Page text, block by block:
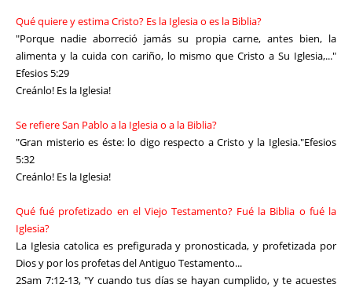
Qué quiere y estima Cristo? Es la Iglesia o es la Biblia?
"Porque nadie aborreció jamás su propia carne, antes bien, la
alimenta y la cuida con cariño, lo mismo que Cristo a Su Iglesia,..."
Efesios 5:29
Creánlo! Es la Iglesia!
Se refiere San Pablo a la Iglesia o a la Biblia?
"Gran misterio es éste: lo digo respecto a Cristo y la Iglesia."Efesios
5:32
Creánlo! Es la Iglesia!
Qué fué profetizado en el Viejo Testamento? Fué la Biblia o fué la
Iglesia?
La Iglesia catolica es prefigurada y pronosticada, y profetizada por
Dios y por los profetas del Antiguo Testamento...
2Sam 7:12-13, "Y cuando tus días se hayan cumplido, y te acuestes